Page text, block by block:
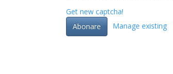
Get new captcha!
Abonare
Manage existing